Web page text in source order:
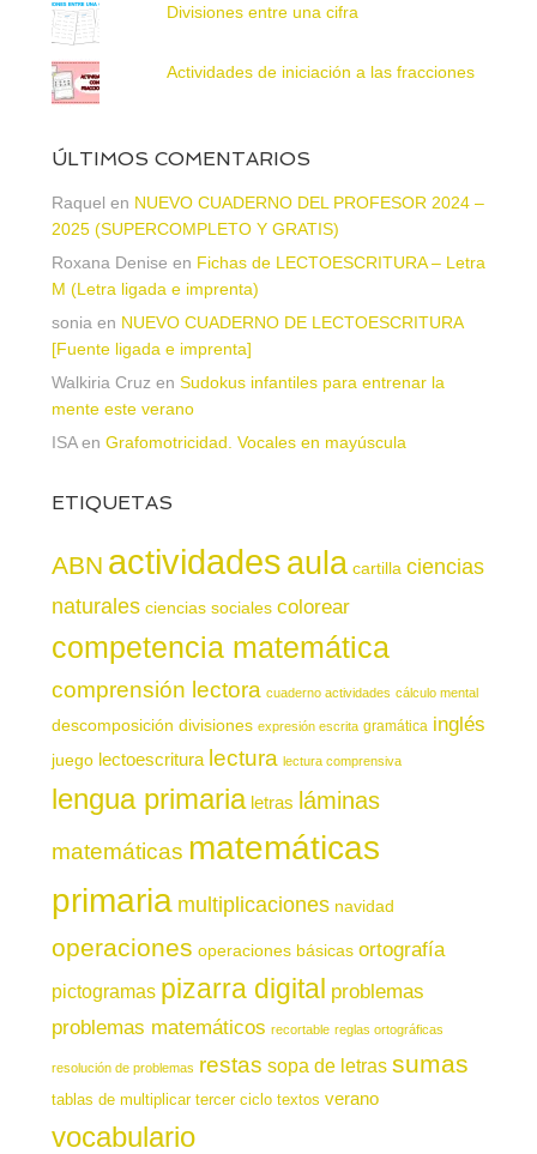
Divisiones entre una cifra
Actividades de iniciación a las fracciones
ÚLTIMOS COMENTARIOS
Raquel en NUEVO CUADERNO DEL PROFESOR 2024 –
2025 (SUPERCOMPLETO Y GRATIS)
Roxana Denise en Fichas de LECTOESCRITURA – Letra
M (Letra ligada e imprenta)
sonia en NUEVO CUADERNO DE LECTOESCRITURA
[Fuente ligada e imprenta]
Walkiria Cruz en Sudokus infantiles para entrenar la
mente este verano
ISAen Grafomotricidad. Vocales en mayúscula
ETIQUETAS
ABN actividadesaula cartilla ciencias
naturales ciencias sociales colorear
competencia matemática
comprensión lectora cuaderno actividades cálculo mental
descomposición divisiones expresión escrita gramática inglés
juego lectoescritura lectura lectura comprensiva
lengua primaria letras láminas
matemáticas matemáticas
primaria multiplicaciones navidad
operaciones operaciones básicas ortografía
pictogramas pizarra digital problemas
problemas matemáticos recortable reglas ortográficas
resolución de problemas restas sopa de letras sumas
tablas de multiplicar tercer ciclo textos verano
vocabulario